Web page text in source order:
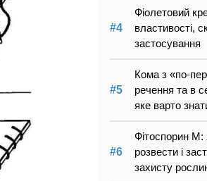
Фіолетовий
властивості,
застосування
Кома з «по-
речення та в
яке варто
Фітоспорин М:
розвести і
захисту